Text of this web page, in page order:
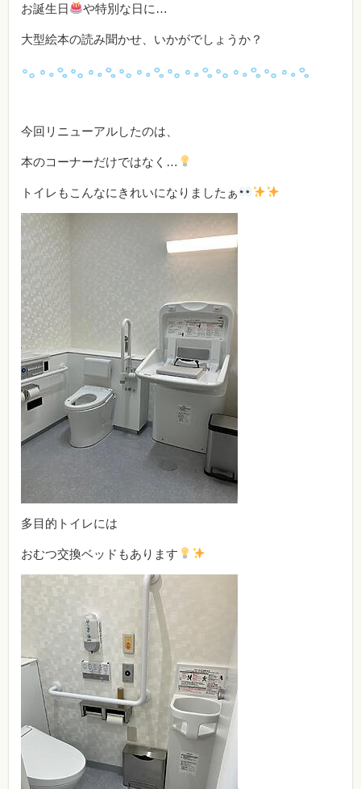
お誕生日 や特別な日に…
大型絵本の読み聞かせ、いかがでしょうか？
今回リニューアルしたのは、
本のコーナーだけではなく…
トイレもこんなにきれいになりましたぁ
多目的トイレには
おむつ交換ベッドもあります